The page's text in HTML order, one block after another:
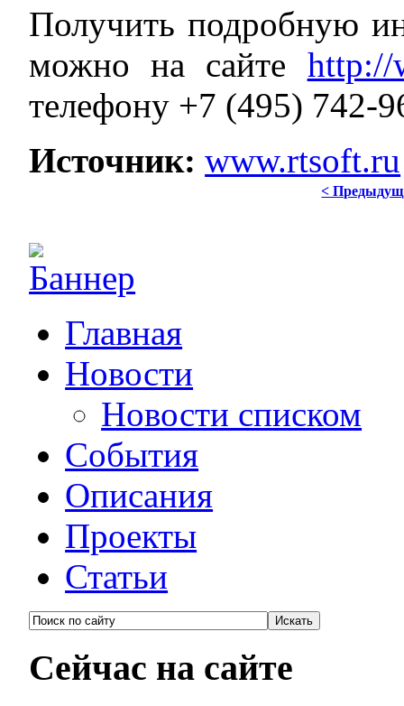
Получить подробную
можно на сайте http://
телефону +7 (495) 742-
Источник:www.rtsoft.ru
<
Главная
Новости
Новости списком
События
Описания
Проекты
Статьи
Сейчас на сайте